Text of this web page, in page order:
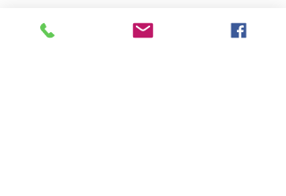
Descuentosa partir de